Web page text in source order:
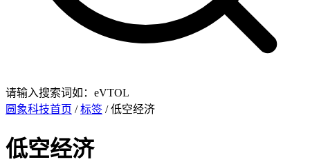
请输入搜索词如：eVTOL
圆象科技首页 /标签 / 低空经济
低空经济